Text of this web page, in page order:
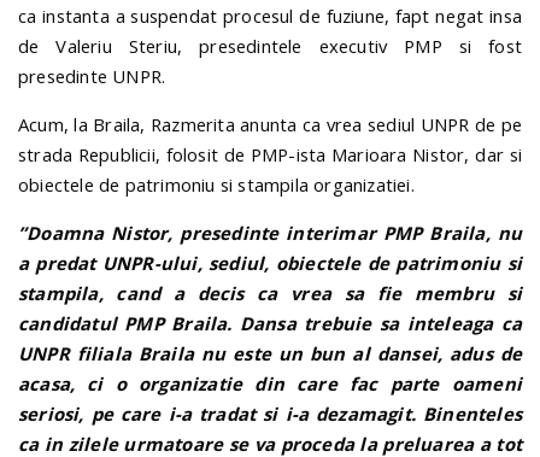
ca instanta a suspendat procesul de fuziune, fapt negat insa
de Valeriu Steriu, presedintele executiv PMP si fost
presedinte UNPR.
Acum, la Braila, Razmerita anunta ca vrea sediul UNPR de pe
strada Republicii, folosit de PMP-ista Marioara Nistor, dar si
obiectele de patrimoniu si stampila organizatiei.
”Doamna Nistor, presedinte interimar PMP Braila, nu
a predat UNPR-ului, sediul, obiectele de patrimoniu si
stampila, cand a decis ca vrea sa fie membru si
candidatul PMP Braila. Dansa trebuie sa inteleaga ca
UNPR filiala Braila nu este un bun al dansei, adus de
acasa, ci o organizatie din care fac parte oameni
seriosi, pe care i-a tradat si i-a dezamagit. Binenteles
ca in zilele urmatoare se va proceda la preluarea a tot